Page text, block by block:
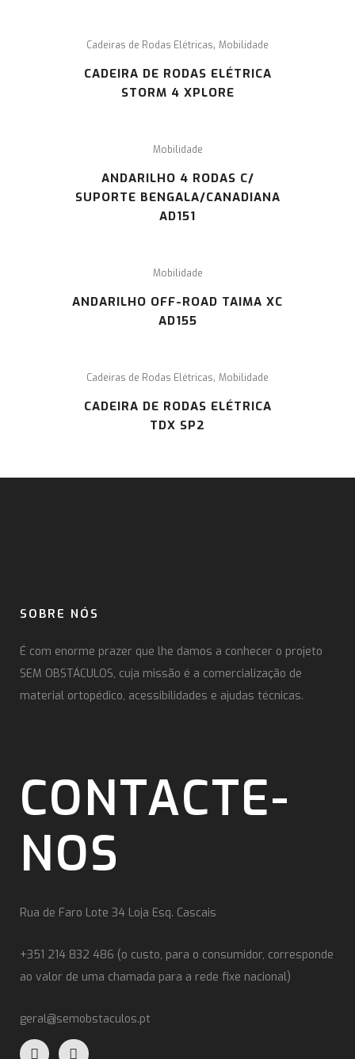
Cadeiras de Rodas Elétricas, Mobilidade
CADEIRA DE RODAS ELÉTRICA
STORM 4 XPLORE
Mobilidade
ANDARILHO 4 RODAS C/
SUPORTE BENGALA/CANADIANA
AD151
Mobilidade
ANDARILHO OFF-ROAD TAIMA XC
AD155
Cadeiras de Rodas Elétricas, Mobilidade
CADEIRA DE RODAS ELÉTRICA
TDX SP2
SOBRE NÓS
É com enorme prazer que lhe damos a conhecer o projeto
SEM OBSTÁCULOS, cuja missão é a comercialização de
material ortopédico, acessibilidades e ajudas técnicas.
CONTACTE-
NOS
Rua de Faro Lote 34 Loja Esq. Cascais
+351 214 832 486 (o custo, para o consumidor, corresponde
ao valor de uma chamada para a rede fixe nacional)
geral@semobstaculos.pt